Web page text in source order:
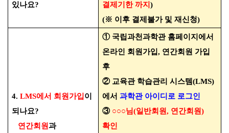
있나요?
결제기한 까지 )
(※ 이후 결제불가 및 재신청)
4. LMS에서 회원가입이
되나요?
연간회원과
① 국립과천과학관 홈페이지에서
온라인 회원가입, 연간회원 가입
후
② 교육관 학습관리 시스템(LMS)
에서 과학관 아이디로 로그인
③ ○○○님(일반회원, 연간회원)
확인